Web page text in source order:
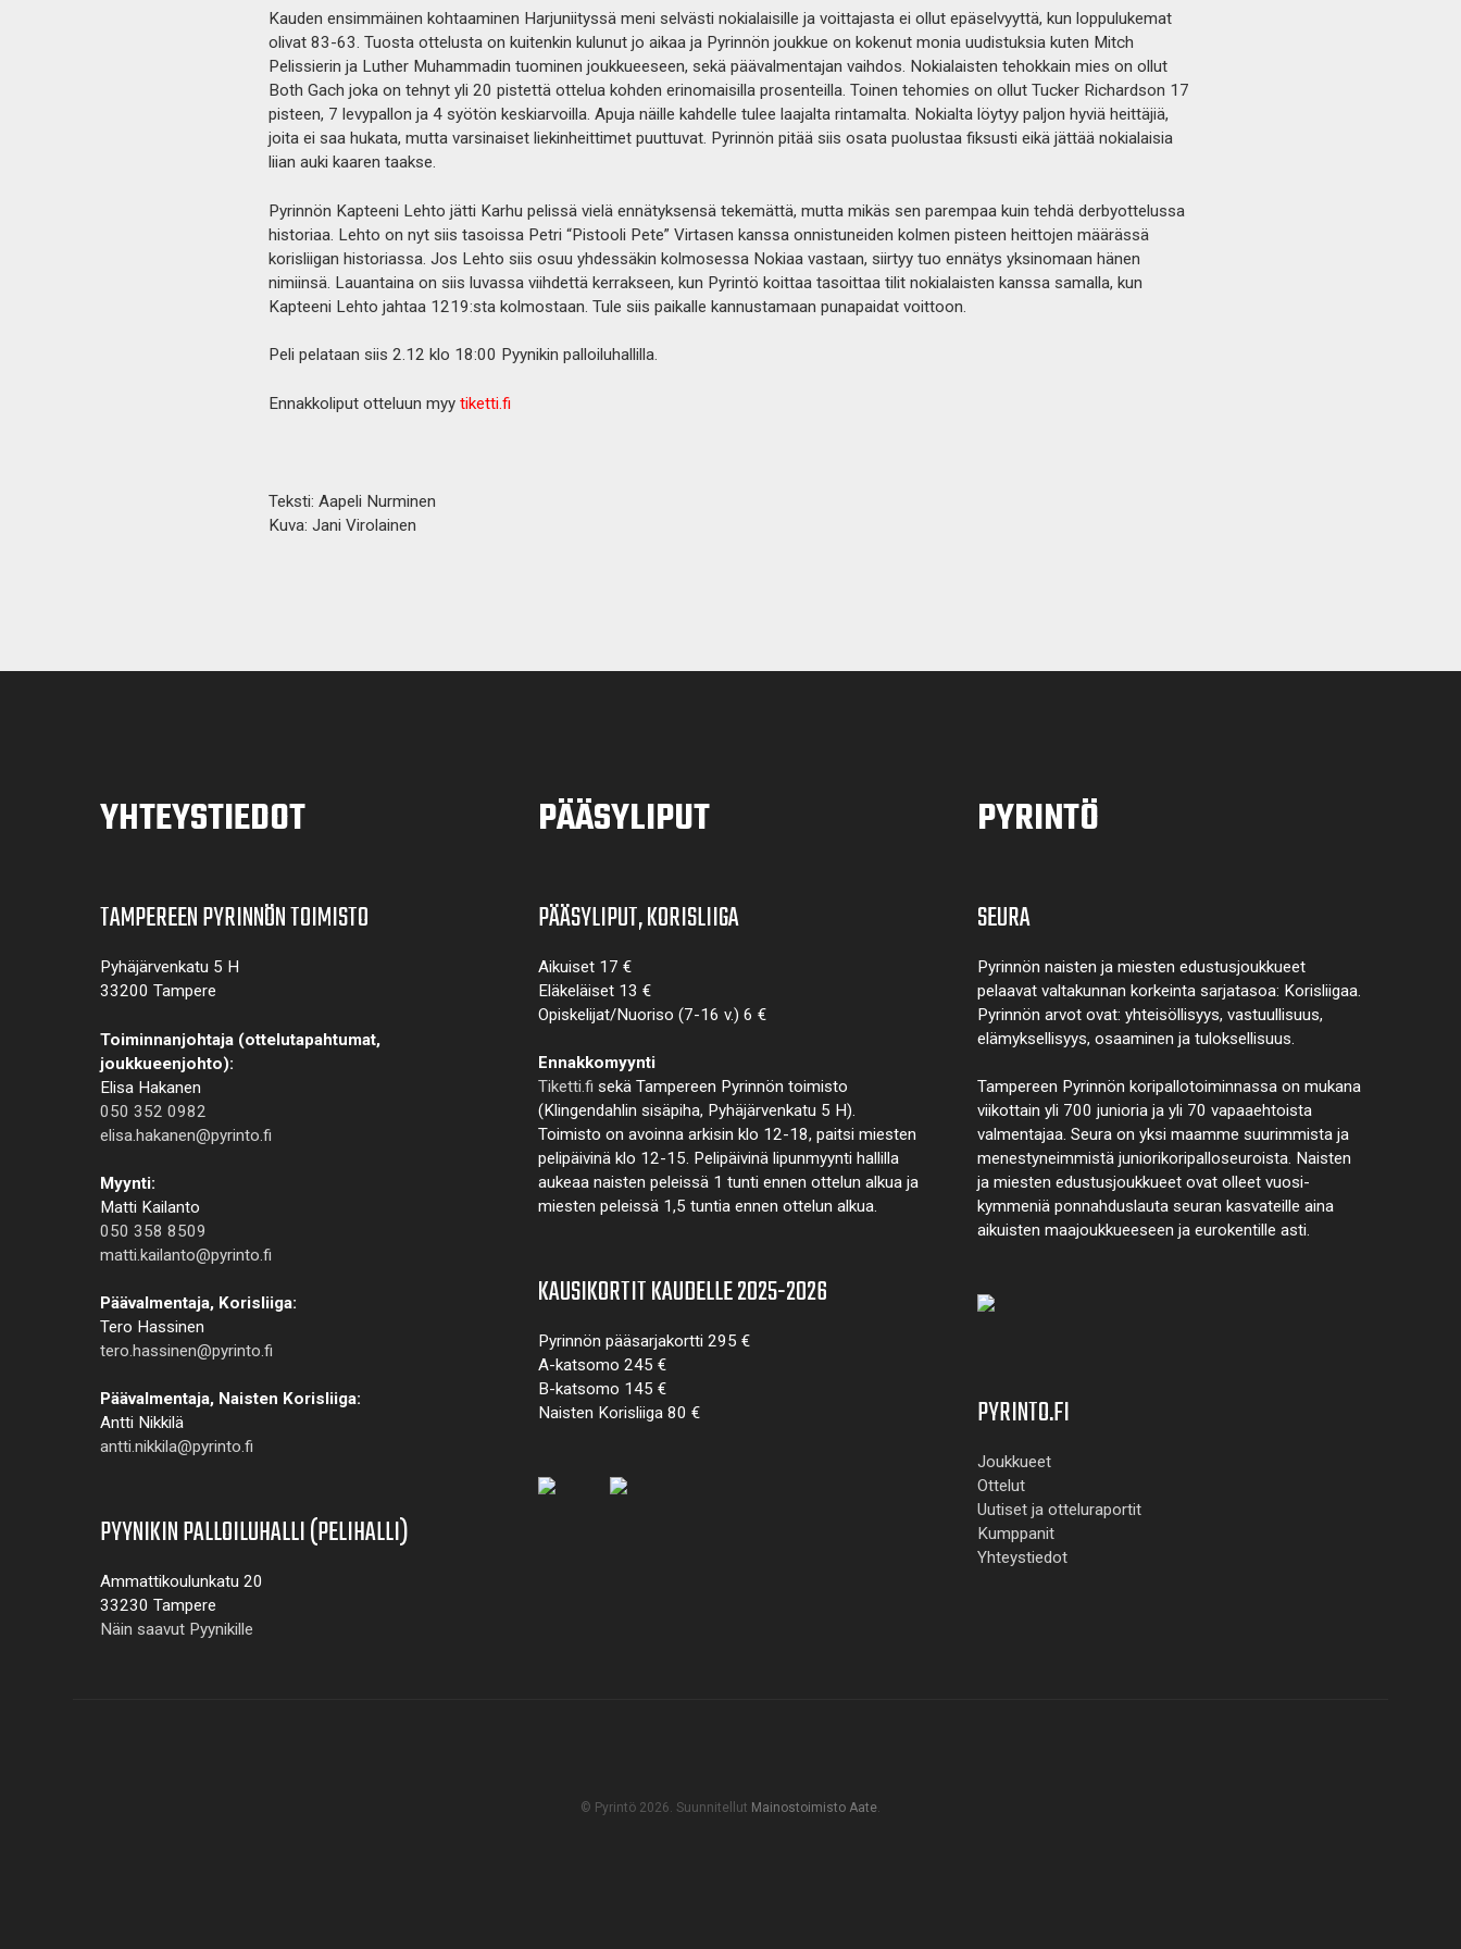
Kauden ensimmäinen kohtaaminen Harjuniityssä meni selvästi nokialaisille ja voittajasta ei ollut epäselvyyttä, kun loppulukemat
olivat 83-63. Tuosta ottelusta on kuitenkin kulunut jo aikaa ja Pyrinnön joukkue on kokenut monia uudistuksia kuten Mitch
Pelissierin ja Luther Muhammadin tuominen joukkueeseen, sekä päävalmentajan vaihdos. Nokialaisten tehokkain mies on ollut
Both Gach joka on tehnyt yli 20 pistettä ottelua kohden erinomaisilla prosenteilla. Toinen tehomies on ollut Tucker Richardson 17
pisteen, 7 levypallon ja 4 syötön keskiarvoilla. Apuja näille kahdelle tulee laajalta rintamalta. Nokialta löytyy paljon hyviä heittäjiä,
joita ei saa hukata, mutta varsinaiset liekinheittimet puuttuvat. Pyrinnön pitää siis osata puolustaa fiksusti eikä jättää nokialaisia
liian auki kaaren taakse.
Pyrinnön Kapteeni Lehto jätti Karhu pelissä vielä ennätyksensä tekemättä, mutta mikäs sen parempaa kuin tehdä derbyottelussa
historiaa. Lehto on nyt siis tasoissa Petri “Pistooli Pete” Virtasen kanssa onnistuneiden kolmen pisteen heittojen määrässä
korisliigan historiassa. Jos Lehto siis osuu yhdessäkin kolmosessa Nokiaa vastaan, siirtyy tuo ennätys yksinomaan hänen
nimiinsä. Lauantaina on siis luvassa viihdettä kerrakseen, kun Pyrintö koittaa tasoittaa tilit nokialaisten kanssa samalla, kun
Kapteeni Lehto jahtaa 1219:sta kolmostaan. Tule siis paikalle kannustamaan punapaidat voittoon.
Peli pelataan siis 2.12 klo 18:00 Pyynikin palloiluhallilla.
Ennakkoliput otteluun myy tiketti.fi
Teksti: Aapeli Nurminen
Kuva: Jani Virolainen
YHTEYSTIEDOT
TAMPEREEN PYRINNÖN TOIMISTO
Pyhäjärvenkatu 5 H
33200 Tampere
Toiminnanjohtaja (ottelutapahtumat,
joukkueenjohto):
Elisa Hakanen
050 352 0982
elisa.hakanen@pyrinto.fi
Myynti:
Matti Kailanto
050 358 8509
matti.kailanto@pyrinto.fi
Päävalmentaja, Korisliiga:
Tero Hassinen
tero.hassinen@pyrinto.fi
Päävalmentaja, Naisten Korisliiga:
Antti Nikkilä
antti.nikkila@pyrinto.fi
PYYNIKIN PALLOILUHALLI (PELIHALLI)
Ammattikoulunkatu 20
33230 Tampere
Näin saavut Pyynikille
PÄÄSYLIPUT
PÄÄSYLIPUT, KORISLIIGA
Aikuiset 17 €
Eläkeläiset 13 €
Opiskelijat/Nuoriso (7-16 v.) 6 €
Ennakkomyynti
Tiketti.fi sekä Tampereen Pyrinnön toimisto
(Klingendahlin sisäpiha, Pyhäjärvenkatu 5 H).
Toimisto on avoinna arkisin klo 12-18, paitsi miesten
pelipäivinä klo 12-15. Pelipäivinä lipunmyynti hallilla
aukeaa naisten peleissä 1 tunti ennen ottelun alkua ja
miesten peleissä 1,5 tuntia ennen ottelun alkua.
KAUSIKORTIT KAUDELLE 2025-2026
Pyrinnön pääsarjakortti 295 €
A-katsomo 245 €
B-katsomo 145 €
Naisten Korisliiga 80 €
PYRINTÖ
SEURA
Pyrinnön naisten ja miesten edustusjoukkueet
pelaavat valtakunnan korkeinta sarjatasoa: Korisliigaa.
Pyrinnön arvot ovat: yhteisöl­lisyys, vastuul­lisuus,
elämyk­sellisyys, osaaminen ja tulok­sellisuus.
Tampereen Pyrinnön kori­pallo­toimin­nassa on mukana
viikottain yli 700 junioria ja yli 70 vapaa­ehtoista
valmen­tajaa. Seura on yksi maamme suurim­mista ja
menes­tyneim­mistä juni­ori­kori­pallo­seuroista. Naisten
ja miesten edustus­joukkueet ovat olleet vuosi­
kymmeniä ponnahdus­lauta seuran kasvateille aina
aikuisten maa­joukkueeseen ja euro­kentille asti.
PYRINTO.FI
Joukkueet
Ottelut
Uutiset ja otteluraportit
Kumppanit
Yhteystiedot
© Pyrintö 2026. Suunnitellut Mainostoimisto Aate